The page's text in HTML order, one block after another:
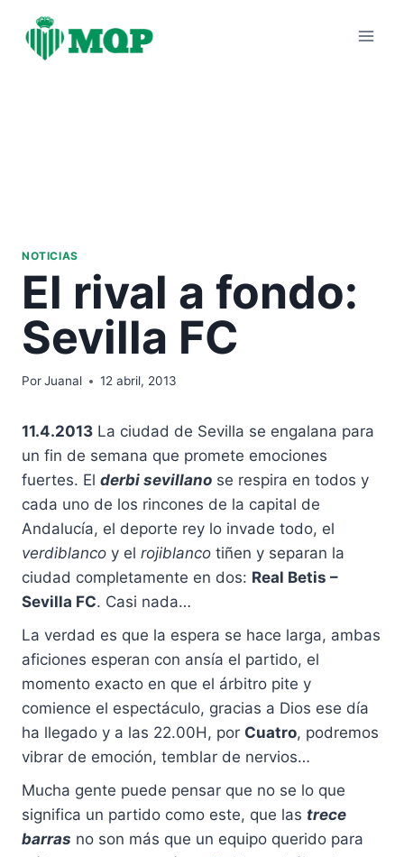
contenido
NOTICIAS
El rival a fondo:
Sevilla FC
PorJuanal 12 abril, 2013
11.4.2013 La ciudad de Sevilla se engalana para
un fin de semana que promete emociones
fuertes. El derbi sevillano se respira en todos y
cada uno de los rincones de la capital de
Andalucía, el deporte rey lo invade todo, el
verdiblanco y el rojiblanco tiñen y separan la
ciudad completamente en dos: Real Betis –
Sevilla FC. Casi nada…
La verdad es que la espera se hace larga, ambas
aficiones esperan con ansía el partido, el
momento exacto en que el árbitro pite y
comience el espectáculo, gracias a Dios ese día
ha llegado y a las 22.00H, por Cuatro, podremos
vibrar de emoción, temblar de nervios…
Mucha gente puede pensar que no se lo que
significa un partido como este, que las trece
barras no son más que un equipo querido para